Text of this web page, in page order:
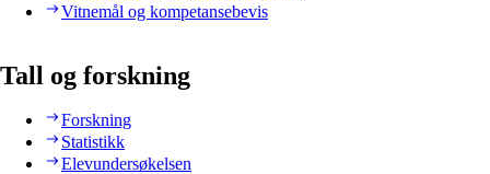
Vitnemål og kompetansebevis
Tall og forskning
Forskning
Statistikk
Elevundersøkelsen